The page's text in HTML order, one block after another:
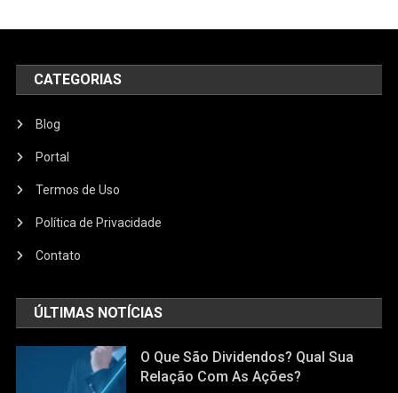
CATEGORIAS
Blog
Portal
Termos de Uso
Política de Privacidade
Contato
ÚLTIMAS NOTÍCIAS
O Que São Dividendos? Qual Sua
Relação Com As Ações?